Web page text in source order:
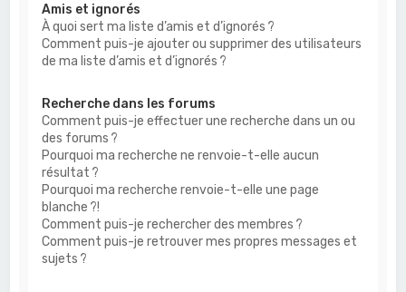
Amis et ignorés
À quoi sert ma liste d’amis et d’ignorés ?
Comment puis-je ajouter ou supprimer des utilisateurs
de ma liste d’amis et d’ignorés ?
Recherche dans les forums
Comment puis-je effectuer une recherche dans un ou
des forums ?
Pourquoi ma recherche ne renvoie-t-elle aucun
résultat ?
Pourquoi ma recherche renvoie-t-elle une page
blanche ?!
Comment puis-je rechercher des membres ?
Comment puis-je retrouver mes propres messages et
sujets ?